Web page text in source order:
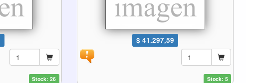
Stock: 26
$ 41.297,59
Stock: 5